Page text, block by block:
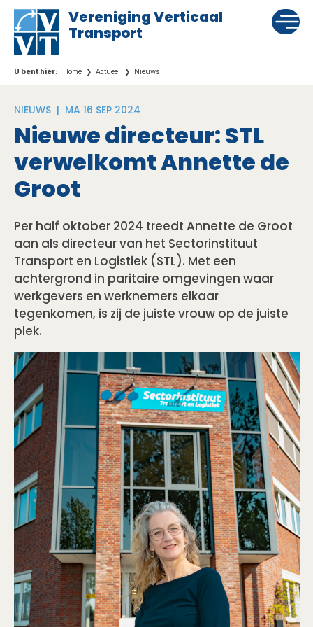
Vereniging Verticaal
Transport
Home Actueel Nieuws
NIEUWS | MA 16 SEP 2024
Nieuwe directeur: STL
verwelkomt Annette de
Groot
Per half oktober 2024 treedt Annette de Groot
aan als directeur van het Sectorinstituut
Transport en Logistiek (STL). Met een
achtergrond in paritaire omgevingen waar
werkgevers en werknemers elkaar
tegenkomen, is zij de juiste vrouw op de juiste
plek.